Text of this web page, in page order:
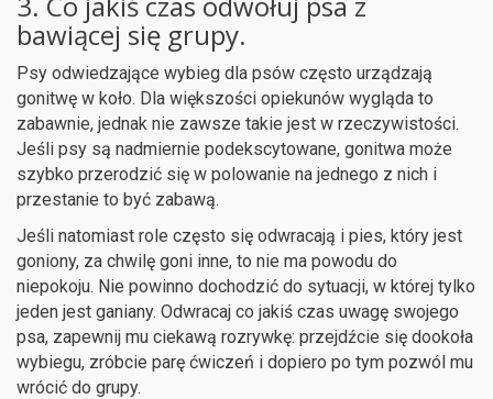
bawiącej się grupy.
Psy odwiedzające wybieg dla psów często urządzają
gonitwę w koło. Dla większości opiekunów wygląda to
zabawnie, jednak nie zawsze takie jest w rzeczywistości.
Jeśli psy są nadmiernie podekscytowane, gonitwa może
szybko przerodzić się w polowanie na jednego z nich i
przestanie to być zabawą.
Jeśli natomiast role często się odwracają i pies, który jest
goniony, za chwilę goni inne, to nie ma powodu do
niepokoju. Nie powinno dochodzić do sytuacji, w której tylko
jeden jest ganiany. Odwracaj co jakiś czas uwagę swojego
psa, zapewnij mu ciekawą rozrywkę: przejdźcie się dookoła
wybiegu, zróbcie parę ćwiczeń i dopiero po tym pozwól mu
wrócić do grupy.